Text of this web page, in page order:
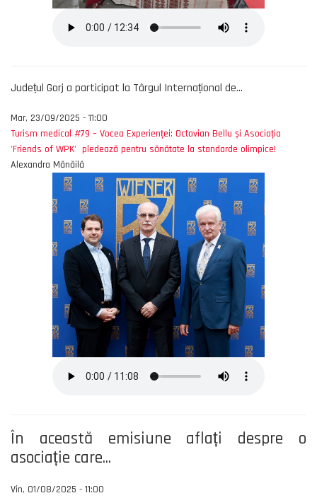
Județul Gorj a participat la Târgul Internațional de...
Mar, 23/09/2025 - 11:00
Turism medical #79 – Vocea Experienței: Octavian Bellu și Asociația
'Friends of WPK' pledează pentru sănătate la standarde olimpice!
Alexandra Mănăilă
În această emisiune aflați despre o
asociație care...
Vin, 01/08/2025 - 11:00